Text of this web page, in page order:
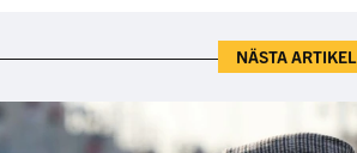
NÄSTA ARTIKEL